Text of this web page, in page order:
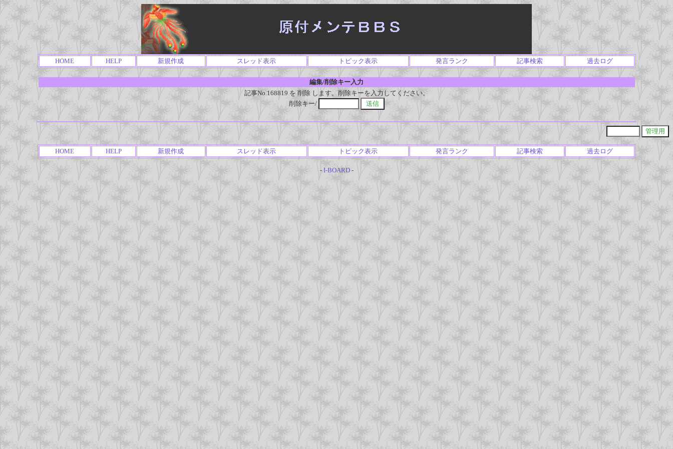
HOME HELP 新規作成 スレッド表示 トピック表示 発言ランク 記事検索 過去ログ
編集/削除キー入力
記事No.168819 を 削除 します。削除キーを入力してください。
削除キー/
HOME HELP 新規作成 スレッド表示 トピック表示 発言ランク 記事検索 過去ログ
- I-BOARD-